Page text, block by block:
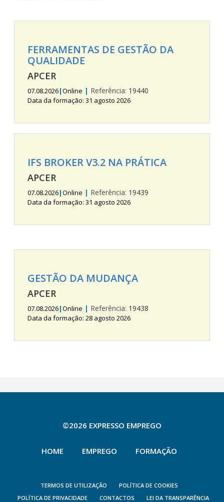
FERRAMENTAS DE GESTÃO DA
QUALIDADE
APCER
07.08.2026|Online | Referência: 19440
Data da formação: 31 agosto 2026
IFS BROKER V3.2 NA PRÁTICA
APCER
07.08.2026|Online | Referência: 19439
Data da formação: 31 agosto 2026
GESTÃO DA MUDANÇA
APCER
07.08.2026|Online | Referência: 19438
Data da formação: 28 agosto 2026
©2026 EXPRESSO EMPREGO
HOME EMPREGO FORMAÇÃO
TERMOS DE UTILIZAÇÃO
POLÍTICA DE COOKIES
POLÍTICA DE PRIVACIDADE
CONTACTOS LEI DA TRANSPARÊNCIA